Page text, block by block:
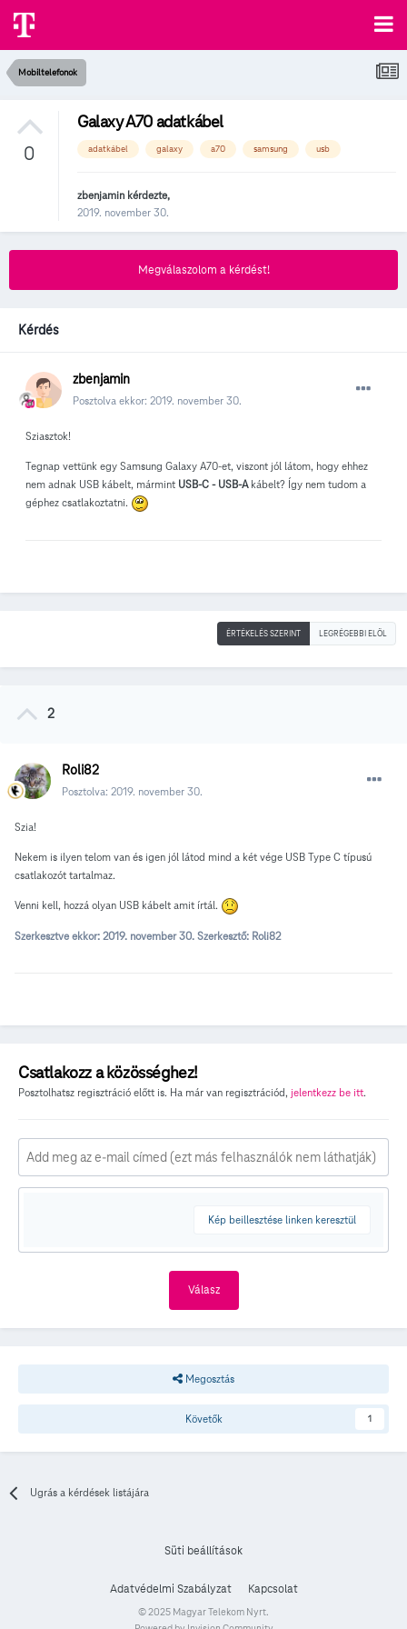
Mobiltelefonok
0
Galaxy A70 adatkábel
adatkábel galaxy a70 samsung usb
zbenjamin kérdezte,
2019. november 30.
Megválaszolom a kérdést!
Kérdés
zbenjamin
Posztolva ekkor: 2019. november 30.
Sziasztok!
Tegnap vettünk egy Samsung Galaxy A70-et, viszont jól látom, hogy ehhez
nem adnak USB kábelt, mármint USB-C - USB-Akábelt? Így nem tudom a
géphez csatlakoztatni.
ÉRTÉKELÉS SZERINT LEGRÉGEBBI ELÖL
2
Roli82
Posztolva: 2019. november 30.
Szia!
Nekem is ilyen telom van és igen jól látod mind a két vége USB Type C típusú
csatlakozót tartalmaz.
Venni kell, hozzá olyan USB kábelt amit írtál.
Szerkesztve ekkor: 2019. november 30. Szerkesztő: Roli82
Csatlakozz a közösséghez!
Posztolhatsz regisztráció előtt is. Ha már van regisztrációd, jelentkezz be itt.
Kép beillesztése linken keresztül
Válasz
Megosztás
Követők 1
Ugrás a kérdések listájára
Süti beállítások
Adatvédelmi Szabályzat Kapcsolat
© 2025 Magyar Telekom Nyrt.